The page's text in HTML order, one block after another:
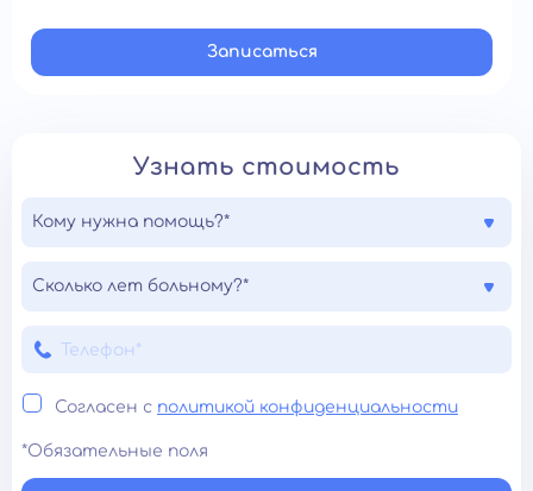
Записатьcя
Узнать стоимость
Кому нужна помощь?*
Сколько лет больному?*
Согласен с политикой конфиденциальности
*Обязательные поля